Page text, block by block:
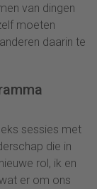
van dingen
moeten
daarin te
sessies met
die in
rol, ik en
er om ons